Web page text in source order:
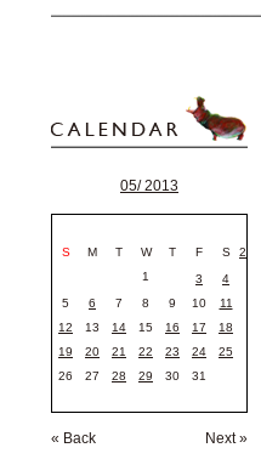
05/ 2013
S M T W T F
S
1
2
3
4
5
6 7 8 9 10
11
12
13 14 15 16 17
18
19
20 21 22 23 24
25
26
27 28 29 30 31
« Back Next »